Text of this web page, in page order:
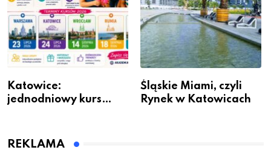
Katowice:
jednodniowy kurs
dzieci
Śląskie Miami, czyli
Rynek w Katowicach
REKLAMA